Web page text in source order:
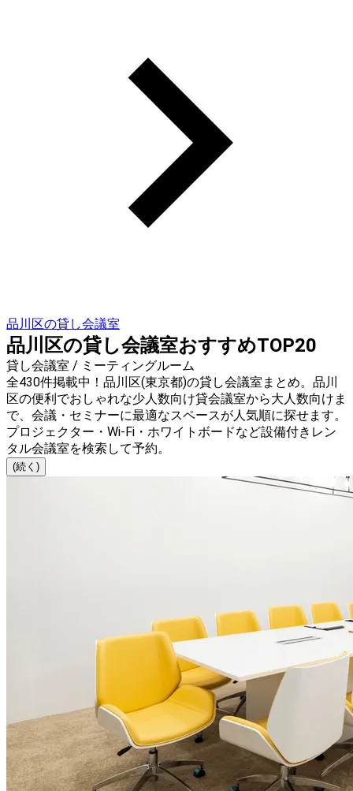
品川区の貸し会議室
品川区の貸し会議室おすすめTOP20
貸し会議室 / ミーティングルーム
全430件掲載中！品川区(東京都)の貸し会議室まとめ。品川
区の便利でおしゃれな少人数向け貸会議室から大人数向けま
で、会議・セミナーに最適なスペースが人気順に探せます。
プロジェクター・Wi-Fi・ホワイトボードなど設備付きレン
タル会議室を検索して予約。
(続く)